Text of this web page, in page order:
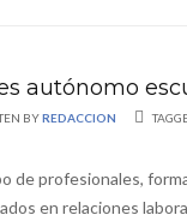
autónomo
BYREDACCION
de profesionales,
en relaciones